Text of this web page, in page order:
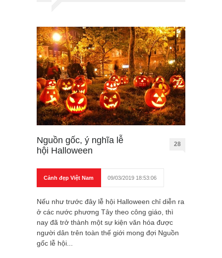
Nguồn gốc, ý nghĩa lễ
hội Halloween
28
Cảnh đẹp Việt Nam 09/03/2019 18:53:06
Nếu như trước đây lễ hội Halloween chỉ diễn ra
ở các nước phương Tây theo công giáo, thì
nay đã trở thành một sự kiện văn hóa được
người dân trên toàn thế giới mong đợi Nguồn
gốc lễ hội...